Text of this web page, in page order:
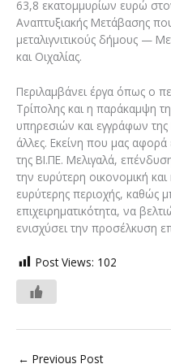
63,8 εκατομμυρίων ευρώ
Αναπτυξιακής Μετάβασης
μεταλιγνιτικούς δήμους —
και Οιχαλίας.
Περιλαμβάνει έργα όπως ο
Τρίπολης και η παράκαμψη
υπηρεσιών και εγγράφων
άλλες. Εκείνη που μας
της ΒΙ.ΠΕ. Μελιγαλά,
την ευρύτερη οικονομική
ευρύτερης περιοχής, καθώς
επιχειρηματικότητα, να
ενισχύσει την προσέλκυση
Post Views: 102
← Previous Post